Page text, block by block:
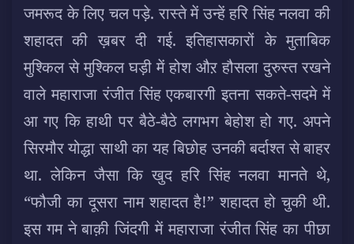
जमरूद के लिए चल पड़े. रास्ते में उन्हें हरि सिंह नलवा की
शहादत की ख़बर दी गई. इतिहासकारों के मुताबिक
मुश्किल से मुश्किल घड़ी में होश औऱ हौसला दुरुस्त रखने
वाले महाराजा रंजीत सिंह एकबारगी इतना सकते-सदमे में
आ गए कि हाथी पर बैठे-बैठे लगभग बेहोश हो गए. अपने
सिरमौर योद्धा साथी का यह बिछोह उनकी बर्दाश्त से बाहर
था. लेकिन जैसा कि खुद हरि सिंह नलवा मानते थे,
“फौजी का दूसरा नाम शहादत है!” शहादत हो चुकी थी.
इस गम ने बाक़ी जिंदगी में महाराजा रंजीत सिंह का पीछा